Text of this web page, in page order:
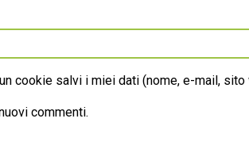
cookie salvi i miei dati (nome, e-mail,
commenti.